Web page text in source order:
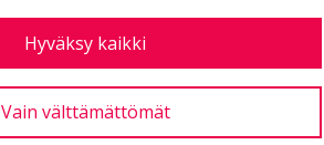
Hyväksy kaikki
Vain välttämättömät